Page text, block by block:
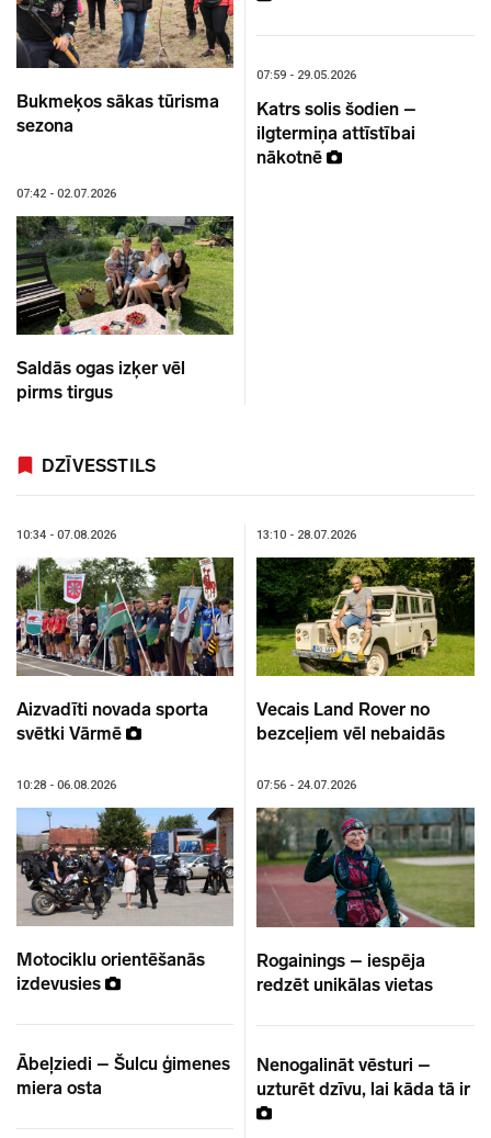
Bukmeķos sākas tūrisma
sezona
Saldās ogas izķer vēl
pirms tirgus
07:42 - 02.07.2026
07:59 - 29.05.2026
Katrs solis šodien –
ilgtermiņa attīstībai
nākotnē
DZĪVESSTILS
Aizvadīti novada sporta
svētki Vārmē
10:34 - 07.08.2026
Motociklu orientēšanās
izdevusies
10:28 - 06.08.2026
Ābeļziedi – Šulcu ģimenes
miera osta
Vecais Land Rover no
bezceļiem vēl nebaidās
13:10 - 28.07.2026
Rogainings – iespēja
redzēt unikālas vietas
07:56 - 24.07.2026
Nenogalināt vēsturi –
uzturēt dzīvu, lai kāda tā ir